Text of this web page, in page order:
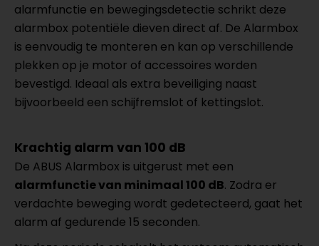
alarmfunctie en bewegingsdetectie schrikt deze
alarmbox potentiële dieven direct af. De Alarmbox
is eenvoudig te monteren en kan op verschillende
plekken op je motor of accessoires worden
bevestigd. Ideaal als extra beveiliging naast
bijvoorbeeld een schijfremslot of kettingslot.
Krachtig alarm van 100 dB
De ABUS Alarmbox is uitgerust met een
alarmfunctie van minimaal 100 dB. Zodra er
verdachte beweging wordt gedetecteerd, gaat het
alarm af gedurende 15 seconden.